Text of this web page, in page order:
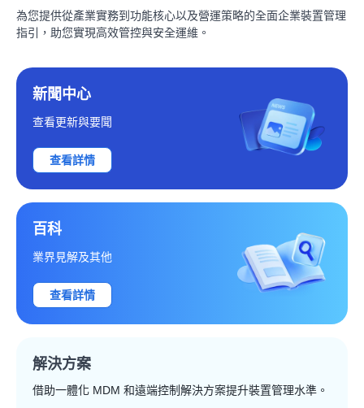
為您提供從產業實務到功能核心以及營運策略的全面企業裝置管理
指引，助您實現高效管控與安全運維。
新聞中心
查看更新與要聞
查看詳情
百科
業界見解及其他
查看詳情
解決方案
借助一體化 MDM 和遠端控制解決方案提升裝置管理水準。